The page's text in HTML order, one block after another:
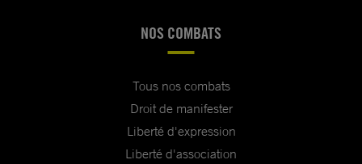
NOS COMBATS
Tous nos combats
Droit de manifester
Liberté d'expression
Liberté d'association